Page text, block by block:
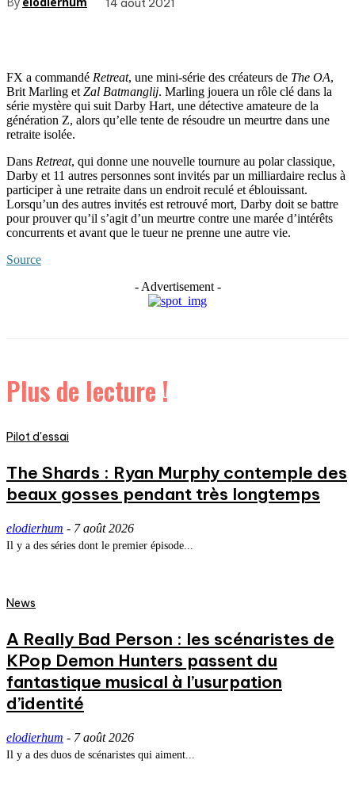
14 août 2021
FX a commandé Retreat, une mini-série des créateurs de The OA,
Brit Marling et Zal Batmanglij. Marling jouera un rôle clé dans la
série mystère qui suit Darby Hart, une détective amateure de la
génération Z, alors qu’elle tente de résoudre un meurtre dans une
retraite isolée.
Dans Retreat, qui donne une nouvelle tournure au polar classique,
Darby et 11 autres personnes sont invités par un milliardaire reclus à
participer à une retraite dans un endroit reculé et éblouissant.
Lorsqu’un des autres invités est retrouvé mort, Darby doit se battre
pour prouver qu’il s’agit d’un meurtre contre une marée d’intérêts
concurrents et avant que le tueur ne prenne une autre vie.
Source
- Advertisement -
Plus de lecture !
Pilot d'essai
The Shards : Ryan Murphy contemple des
beaux gosses pendant très longtemps
elodierhum - 7 août 2026
Il y a des séries dont le premier épisode...
News
A Really Bad Person : les scénaristes de
KPop Demon Hunters passent du
fantastique musical à l’usurpation
d’identité
elodierhum - 7 août 2026
Il y a des duos de scénaristes qui aiment...